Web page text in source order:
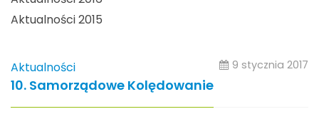
Aktualności 2015
Aktualności 9 stycznia 2017
10. Samorządowe Kolędowanie